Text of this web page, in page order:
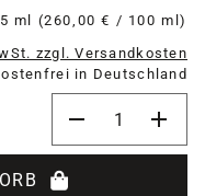
ml (260,00 € / 100 ml)
zzgl. Versandkosten
in Deutschland